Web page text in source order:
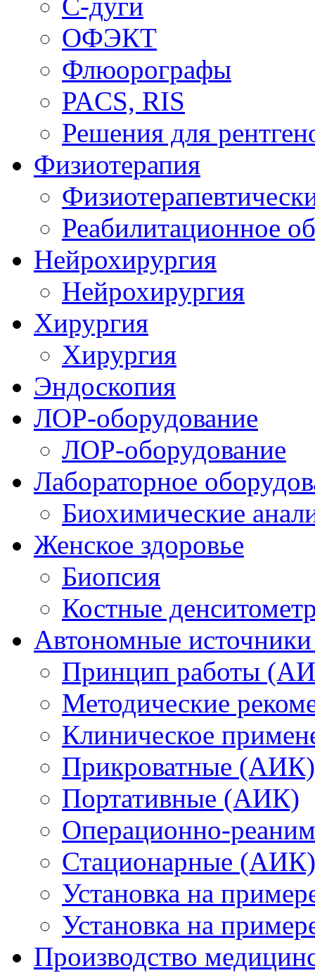
ОФЭКТ
Флюорографы
PACS, RIS
Решения для
Физиотерапия
Реабилитационное
Нейрохирургия
Нейрохирургия
Хирургия
Хирургия
Эндоскопия
ЛОР-оборудование
ЛОР-оборудование
Лабораторное
Биохимические
Женское здоровье
Биопсия
Костные
Автономные
Принцип работы
Методические
Клиническое
Прикроватные (АИК)
Портативные (АИК)
Операционно-
Стационарные (АИК)
Установка на
Установка на
Производство